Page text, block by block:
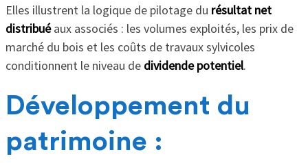
Elles illustrent la logique de pilotage du résultat net
distribuéaux associés : les volumes exploités, les prix de
marché du bois et les coûts de travaux sylvicoles
conditionnent le niveau de dividende potentiel.
Développement du
patrimoine :